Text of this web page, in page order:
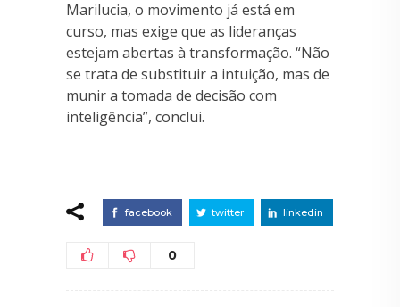
Marilucia, o movimento já está em
curso, mas exige que as lideranças
estejam abertas à transformação. “Não
se trata de substituir a intuição, mas de
munir a tomada de decisão com
inteligência”, conclui.
facebook twitter linkedin
0